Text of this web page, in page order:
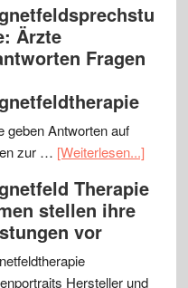
Ärzte
Fragen
geben Antworten auf
zur … [Weiterlesen...]
Therapie
stellen ihre
vor
Hersteller und